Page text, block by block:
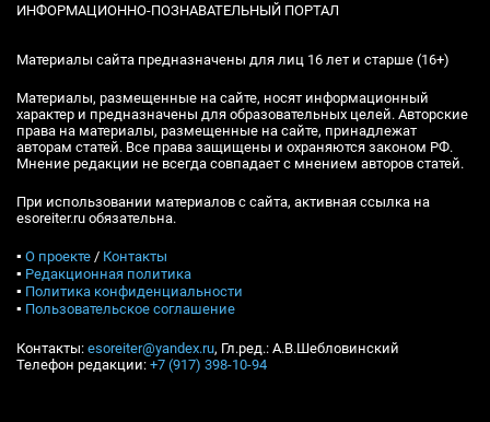
ИНФОРМАЦИОННО-ПОЗНАВАТЕЛЬНЫЙ ПОРТАЛ
Материалы сайта предназначены для лиц 16 лет и старше (16+)
Материалы, размещенные на сайте, носят информационный
характер и предназначены для образовательных целей. Авторские
права на материалы, размещенные на сайте, принадлежат
авторам статей. Все права защищены и охраняются законом РФ.
Мнение редакции не всегда совпадает с мнением авторов статей.
При использовании материалов с сайта, активная ссылка на
esoreiter.ru обязательна.
▪ О проекте / Контакты
▪ Редакционная политика
▪ Политика конфиденциальности
▪ Пользовательское соглашение
Контакты: esoreiter@yandex.ru, Гл.ред.: А.В.Шебловинский
Телефон редакции: +7 (917) 398-10-94